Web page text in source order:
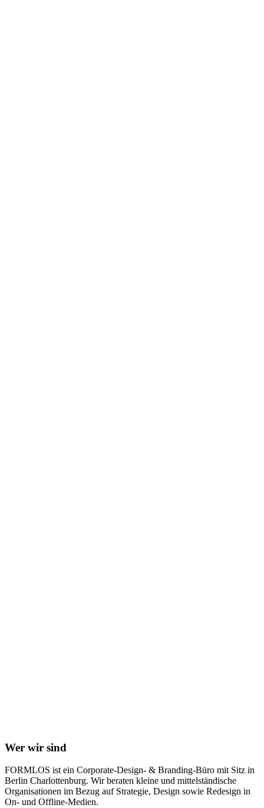
Wer wir sind
FORMLOS ist ein Corporate-Design- & Branding-Büro mit Sitz in
Berlin Charlottenburg. Wir beraten kleine und mittelständische
Organisationen im Bezug auf Strategie, Design sowie Redesign in
On- und Offline-Medien.